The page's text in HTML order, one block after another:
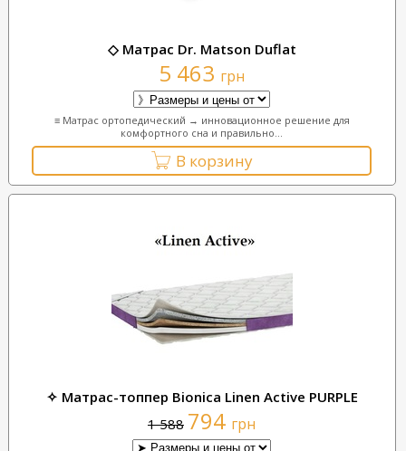
◇ Матрас Dr. Matson Duflat
5 463 грн
≡ Матрас ортопедический → инновационное решение для
комфортного сна и правильно...
В корзину
✧ Матрас-топпер Bionica Linen Active PURPLE
1 588 794 грн